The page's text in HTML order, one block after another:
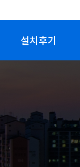
설치후기